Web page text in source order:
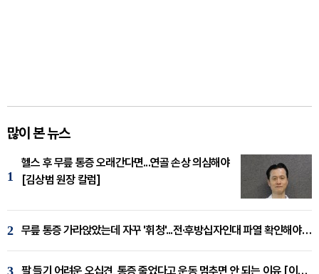
많이 본 뉴스
1
헬스 후 무릎 통증 오래간다면...연골 손상 의심해야
[김상범 원장 칼럼]
2 무릎 통증 가라앉았는데 자꾸 '휘청'...전·후방십자인대 파열 확인해야 [곽우경 원장 칼럼]
팔 들기 어려운 오십견, 통증 줄었다고 운동 멈추면 안 되는 이유 [이병욱 원장 칼럼]